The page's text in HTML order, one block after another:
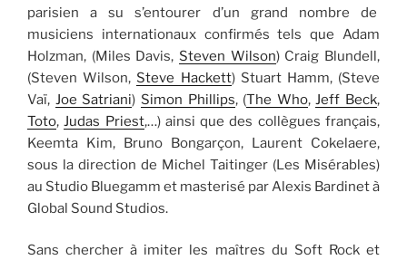
parisien a su s’entourer d’un grand nombre de
musiciens internationaux confirmés tels que Adam
Holzman, (Miles Davis, Steven Wilson) Craig Blundell,
(Steven Wilson, Steve Hackett) Stuart Hamm, (Steve
Vaï, Joe Satriani) Simon Phillips, (The Who,Jeff Beck,
Toto,Judas Priest,…) ainsi que des collègues français,
Keemta Kim, Bruno Bongarçon, Laurent Cokelaere,
sous la direction de Michel Taitinger (Les Misérables)
au Studio Bluegamm et masterisé par Alexis Bardinet à
Global Sound Studios.
Sans chercher à imiter les maîtres du Soft Rock et